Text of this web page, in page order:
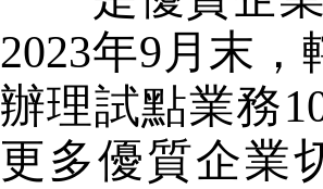
2023年9 月末，
辦理試點業務
更多優質企業